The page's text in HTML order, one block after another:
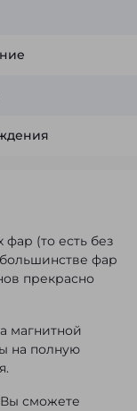
фар (то есть без
фар
прекрасно
магнитной
на полную
сможете